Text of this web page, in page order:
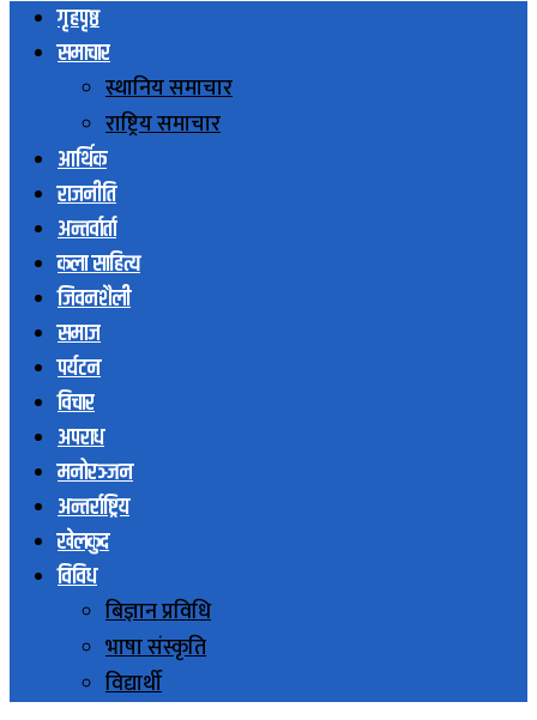
गृहपृष्ठ
समाचार
स्थानिय समाचार
राष्ट्रिय समाचार
आर्थिक
राजनीति
अन्तर्वार्ता
कला साहित्य
जिवनशैली
समाज
पर्यटन
विचार
अपराध
मनोरञ्जन
अन्तर्राष्ट्रिय
खेलकुद
विविध
बिज्ञान प्रविधि
भाषा संस्कृति
विद्यार्थी